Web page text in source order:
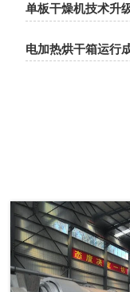
单板干燥机技术升
电加热烘干箱运行